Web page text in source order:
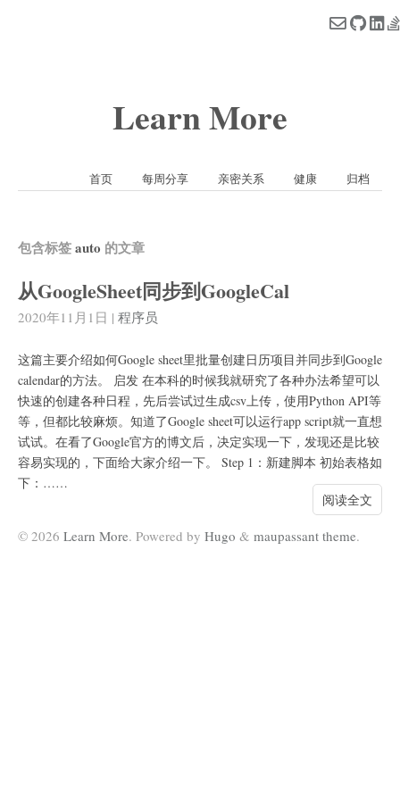
Learn More
首页 每周分享 亲密关系 健康 归档
包含标签auto 的文章
从GoogleSheet同步到GoogleCal
2020年11月1日 | 程序员
这篇主要介绍如何Google sheet里批量创建日历项目并同步到Google
calendar的方法。 启发 在本科的时候我就研究了各种办法希望可以
快速的创建各种日程，先后尝试过生成csv上传，使用Python API等
等，但都比较麻烦。知道了Google sheet可以运行app script就一直想
试试。在看了Google官方的博文后，决定实现一下，发现还是比较
容易实现的，下面给大家介绍一下。 Step 1：新建脚本 初始表格如
下：……
阅读全文
© 2026 Learn More. Powered by Hugo & maupassant theme.